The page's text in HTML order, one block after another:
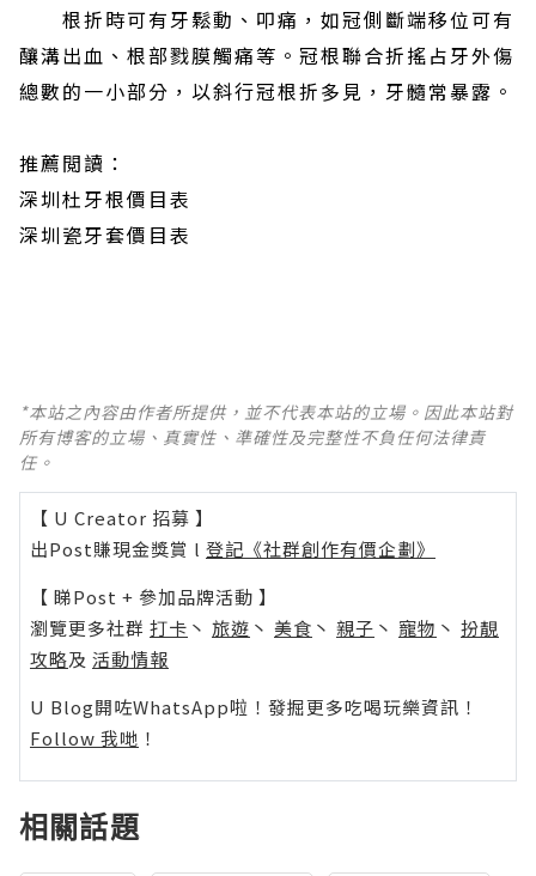
根折時可有牙鬆動、叩痛，如冠側斷端移位可有
釀溝出血、根部戮膜觸痛等。冠根聯合折搖占牙外傷
總數的一小部分，以斜行冠根折多見，牙髓常暴露。
推薦閲讀：
深圳杜牙根價目表
深圳瓷牙套價目表
*本站之內容由作者所提供，並不代表本站的立場。因此本站對
所有博客的立場、真實性、準確性及完整性不負任何法律責
任。
【 U Creator 招募 】
出Post賺現金獎賞 l 登記《社群創作有價企劃》
【 睇Post + 參加品牌活動 】
瀏覽更多社群 打卡 丶 旅遊 丶 美食 丶 親子 丶 寵物 丶 扮靚
攻略及 活動情報
U Blog開咗WhatsApp啦！發掘更多吃喝玩樂資訊！
Follow 我哋 ！
相關話題